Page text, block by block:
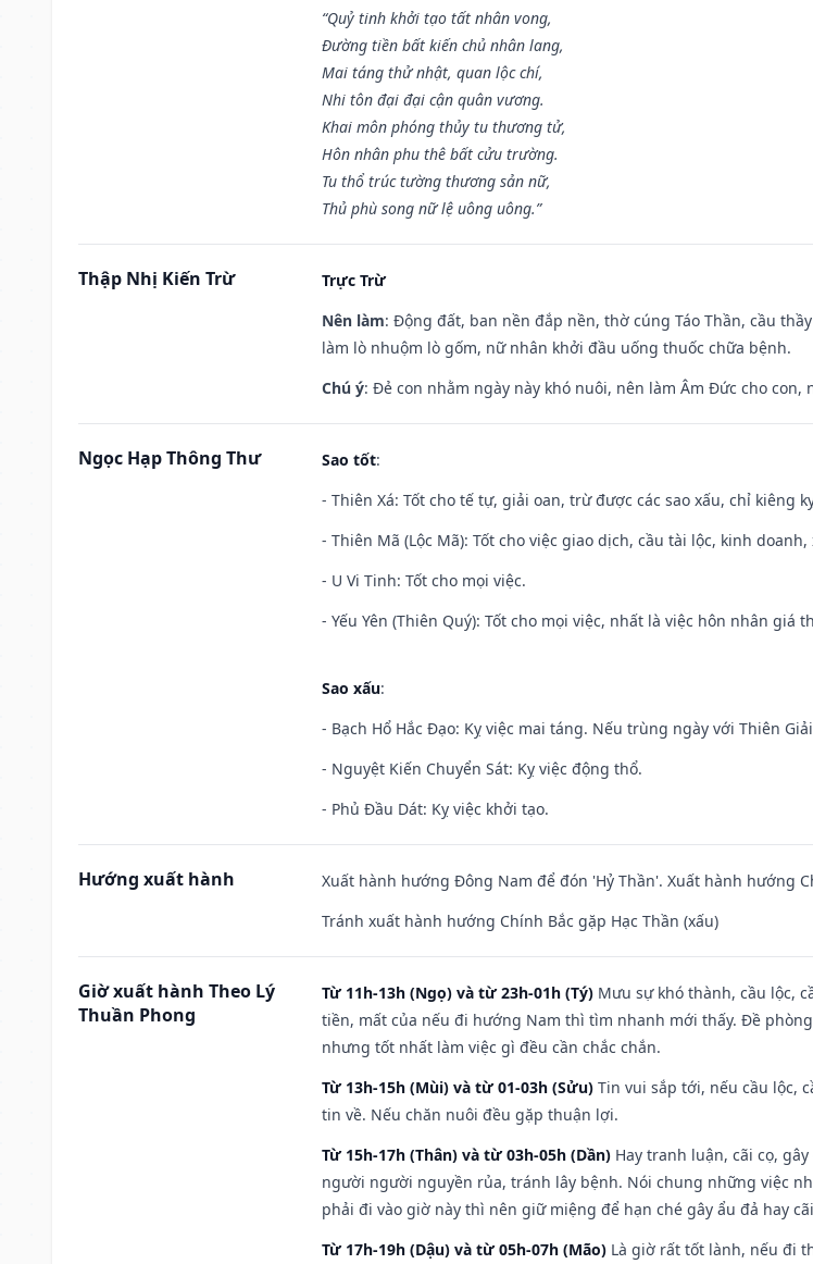
“Quỷ tinh khởi tạo tất nhân vong,
Đường tiền bất kiến chủ nhân lang,
Mai táng thử nhật, quan lộc chí,
Nhi tôn đại đại cận quân vương.
Khai môn phóng thủy tu thương tử,
Hôn nhân phu thê bất cửu trường.
Tu thổ trúc tường thương sản nữ,
Thủ phù song nữ lệ uông uông.”
Thập Nhị Kiến Trừ
Trực Trừ
Nên làm: Động đất, ban nền đắp nền, thờ cúng Táo Thần, cầu
làm lò nhuộm lò gốm, nữ nhân khởi đầu uống thuốc chữa bệnh.
Chú ý: Đẻ con nhằm ngày này khó nuôi, nên làm Âm Đức cho
Ngọc Hạp Thông Thư Sao tốt:
- Thiên Xá: Tốt cho tế tự, giải oan, trừ được các sao xấu, chỉ
- Thiên Mã (Lộc Mã): Tốt cho việc giao dịch, cầu tài lộc, kinh
- U Vi Tinh: Tốt cho mọi việc.
- Yếu Yên (Thiên Quý): Tốt cho mọi việc, nhất là việc hôn nhân giá
Sao xấu:
- Bạch Hổ Hắc Đạo: Kỵ việc mai táng. Nếu trùng ngày với Thiên
- Nguyệt Kiến Chuyển Sát: Kỵ việc động thổ.
- Phủ Đầu Dát: Kỵ việc khởi tạo.
Hướng xuất hành
Xuất hành hướng Đông Nam để đón 'Hỷ Thần'. Xuất hành hướng
Tránh xuất hành hướng Chính Bắc gặp Hạc Thần (xấu)
Giờ xuất hành Theo Lý
Thuần Phong
Từ 11h-13h (Ngọ) và từ 23h-01h (Tý) Mưu sự khó thành, cầu lộc,
tiền, mất của nếu đi hướng Nam thì tìm nhanh mới thấy. Đề
nhưng tốt nhất làm việc gì đều cần chắc chắn.
Từ 13h-15h (Mùi) và từ 01-03h (Sửu) Tin vui sắp tới, nếu cầu lộc,
tin về. Nếu chăn nuôi đều gặp thuận lợi.
Từ 15h-17h (Thân) và từ 03h-05h (Dần) Hay tranh luận, cãi cọ,
người người nguyền rủa, tránh lây bệnh. Nói chung những việc
phải đi vào giờ này thì nên giữ miệng để hạn ché gây ẩu đả hay
Từ 17h-19h (Dậu) và từ 05h-07h (Mão) Là giờ rất tốt lành, nếu đi